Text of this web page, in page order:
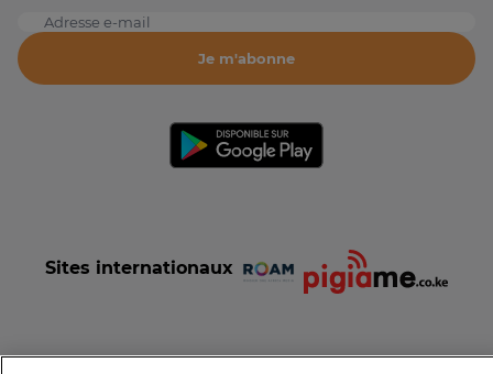
Adresse e-mail
Je m'abonne
Sites internationaux